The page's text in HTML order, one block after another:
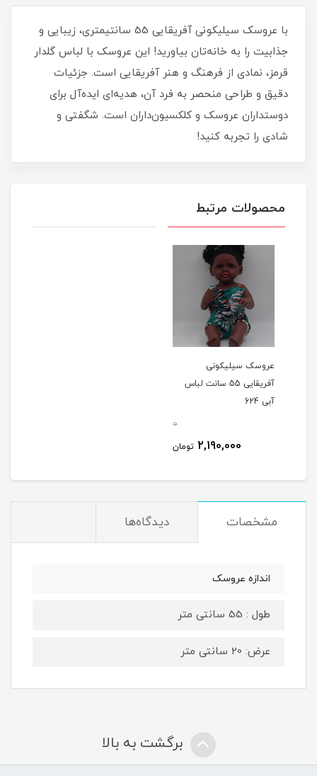
با عروسک سیلیکونی آفریقایی 55 سانتیمتری، زیبایی و
جذابیت را به خانه‌تان بیاورید! این عروسک با لباس گلدار
قرمز، نمادی از فرهنگ و هنر آفریقایی است. جزئیات
دقیق و طراحی منحصر به فرد آن، هدیه‌ای ایده‌آل برای
دوستداران عروسک و کلکسیون‌داران است. شگفتی و
شادی را تجربه کنید!
محصولات مرتبط
عروسک سیلیکونی
آفریقایی 55 سانت لباس
آبی 624
0
2,190,000 تومان
مشخصات دیدگاه‌ها
اندازه عروسک
طول : 55 سانتی متر
عرض: 20 سانتی متر
برگشت به بالا